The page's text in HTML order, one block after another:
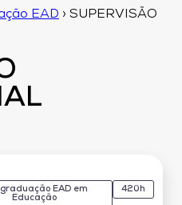
EAD › SUPERVISÃO
graduação EAD em
Educação
420h